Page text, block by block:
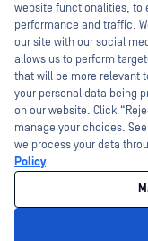
Sicherheitslücken
Partner
Zertifizierung
Technologie-Partner
Partner Programm
©2026 OPSWAT . Alle Rechte
MetaAccess, das OPSWAT ,
World's Critical
DFI, RetroHunt, Deep File
Marken von Drittanbietern
Entscheidungen zum
website functionalities, to
performance and traffic.
our site with our social
allows us to perform
that will be more relevant
your personal data being
on our website. Click
manage your choices.
we process your data
Policy